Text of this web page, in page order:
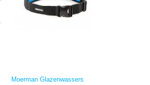
Moerman Glazenwassers